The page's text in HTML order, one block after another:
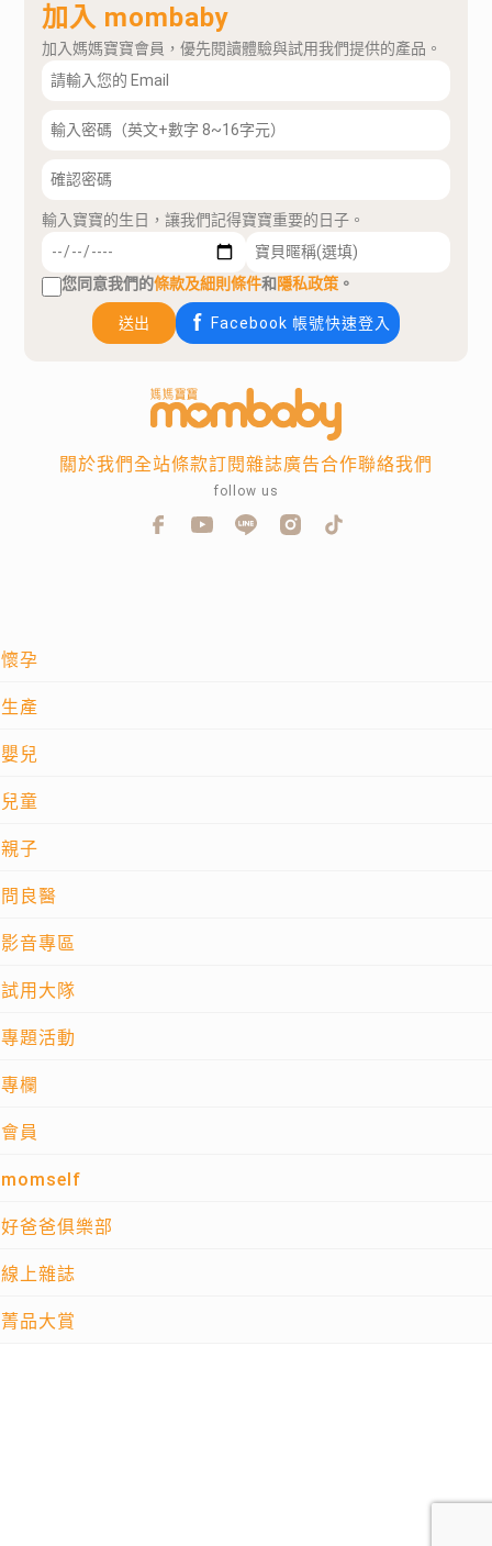
加入 mombaby
加入媽媽寶寶會員，優先閱讀體驗與試用我們提供的產品。
輸入寶寶的生日，讓我們記得寶寶重要的日子。
您同意我們的條款及細則條件和隱私政策 。
送出 Facebook 帳號快速登入
懷孕
生產
嬰兒
兒童
親子
問良醫
影音專區
試用大隊
專題活動
專欄
會員
momself
好爸爸俱樂部
線上雜誌
菁品大賞
關於我們全站條款訂閱雜誌廣告合作聯絡我們
follow us